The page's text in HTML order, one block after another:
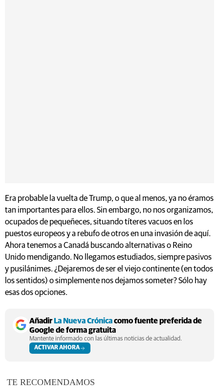
Era probable la vuelta de Trump, o que al menos, ya no éramos
tan importantes para ellos. Sin embargo, no nos organizamos,
ocupados de pequeñeces, situando títeres vacuos en los
puestos europeos y a rebufo de otros en una invasión de aquí.
Ahora tenemos a Canadá buscando alternativas o Reino
Unido mendigando. No llegamos estudiados, siempre pasivos
y pusilánimes. ¿Dejaremos de ser el viejo continente (en todos
los sentidos) o simplemente nos dejamos someter? Sólo hay
esas dos opciones.
Añadir La Nueva Crónicacomo fuente preferida de
Google de forma gratuita
Mantente informado con las últimas noticias de actualidad.
ACTIVAR AHORA
TE RECOMENDAMOS